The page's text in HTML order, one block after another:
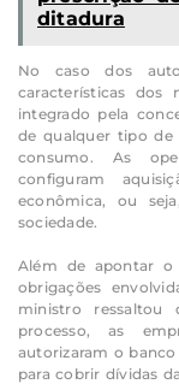
ditadura
No caso dos
características dos
integrado pela
de qualquer tipo de
consumo. As
configuram
econômica, ou
sociedade.
Além de apontar
obrigações
ministro
processo, as
autorizaram o
para cobrir dívidas